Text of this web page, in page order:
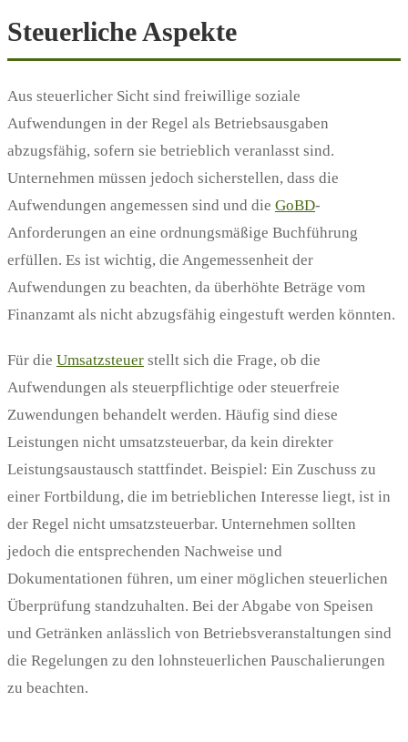
Steuerliche Aspekte
Aus steuerlicher Sicht sind freiwillige soziale
Aufwendungen in der Regel als Betriebsausgaben
abzugsfähig, sofern sie betrieblich veranlasst sind.
Unternehmen müssen jedoch sicherstellen, dass die
Aufwendungen angemessen sind und die GoBD-
Anforderungen an eine ordnungsmäßige Buchführung
erfüllen. Es ist wichtig, die Angemessenheit der
Aufwendungen zu beachten, da überhöhte Beträge vom
Finanzamt als nicht abzugsfähig eingestuft werden könnten.
Für die Umsatzsteuer stellt sich die Frage, ob die
Aufwendungen als steuerpflichtige oder steuerfreie
Zuwendungen behandelt werden. Häufig sind diese
Leistungen nicht umsatzsteuerbar, da kein direkter
Leistungsaustausch stattfindet. Beispiel: Ein Zuschuss zu
einer Fortbildung, die im betrieblichen Interesse liegt, ist in
der Regel nicht umsatzsteuerbar. Unternehmen sollten
jedoch die entsprechenden Nachweise und
Dokumentationen führen, um einer möglichen steuerlichen
Überprüfung standzuhalten. Bei der Abgabe von Speisen
und Getränken anlässlich von Betriebsveranstaltungen sind
die Regelungen zu den lohnsteuerlichen Pauschalierungen
zu beachten.